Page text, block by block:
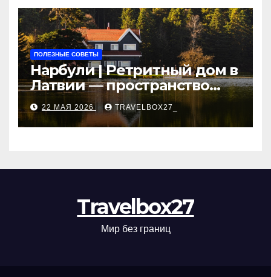
рассрочки
ПОЛЕЗНЫЕ СОВЕТЫ
Нарбули | Ретритный дом в
Латвии — пространство
для саморазвития и
восстановления
22 МАЯ 2026 TRAVELBOX27_
Travelbox27
Мир без границ